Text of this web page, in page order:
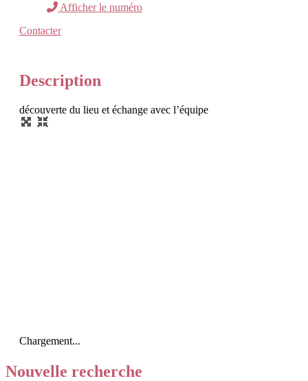
Afficher le numéro
Contacter
Description
découverte du lieu et échange avec l’équipe
Chargement...
Nouvelle recherche